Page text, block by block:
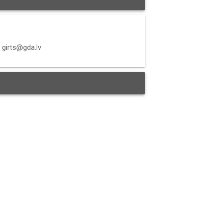
girts@gda.lv